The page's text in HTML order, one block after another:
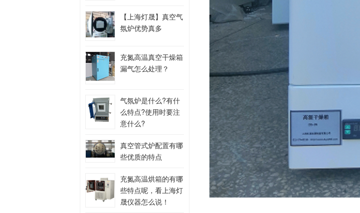
【上海灯晟】真空气
氛炉优势真多
充氮高温真空干燥箱
漏气怎么处理？
气氛炉是什么?有什
么特点?使用时要注
意什么?
真空管式炉配置有哪
些优质的特点
充氮高温烘箱的有哪
些特点呢，看上海灯
晟仪器怎么说！